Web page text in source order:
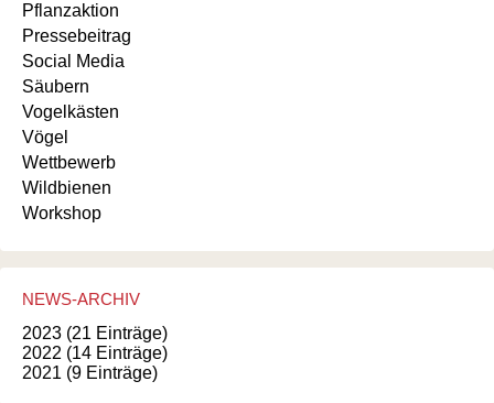
Pflanzaktion
Pressebeitrag
Social Media
Säubern
Vogelkästen
Vögel
Wettbewerb
Wildbienen
Workshop
NEWS-ARCHIV
2023 (21 Einträge)
2022 (14 Einträge)
2021 (9 Einträge)